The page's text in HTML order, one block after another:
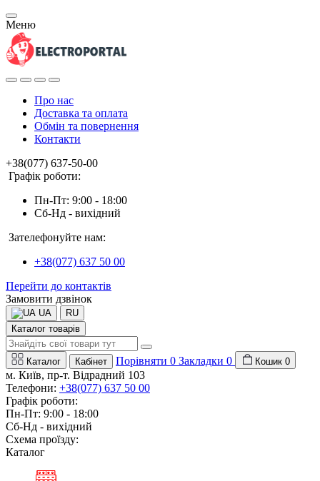
Меню
Про нас
Доставка та оплата
Обмін та повернення
Контакти
+38(077) 637-50-00
Графік роботи:
Пн-Пт: 9:00 - 18:00
Сб-Нд - вихідний
Зателефонуйте нам:
+38(077) 637 50 00
Перейти до контактів
Замовити дзвінок
UA
RU
Каталог товарів
Каталог Кабінет Порівняти 0 Закладки 0 Кошик 0
м. Київ, пр-т. Відрадний 103
Телефони: +38(077) 637 50 00
Графік роботи:
Пн-Пт: 9:00 - 18:00
Сб-Нд - вихідний
Схема проїзду:
Каталог